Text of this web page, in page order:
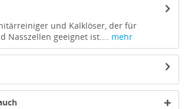
und Kalklöser, der für
Nasszellen geeignet ist.... mehr